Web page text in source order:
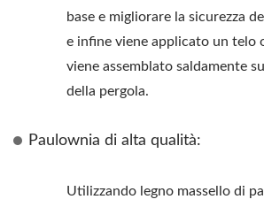
base e migliorare la sicurezza
e infine viene applicato un telo
viene assemblato saldamente
della pergola.
Paulownia di alta qualità:
Utilizzando legno massello di